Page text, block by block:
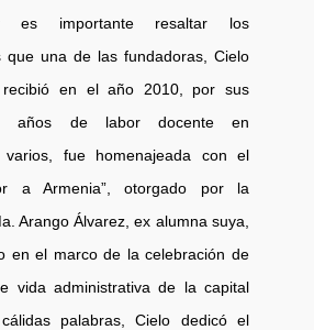
es importante resaltar los
que una de las fundadoras, Cielo
recibió en el año 2010, por sus
años de labor docente en
varios, fue homenajeada con el
a Armenia”, otorgado por la
Arango Álvarez, ex alumna suya,
en el marco de la celebración de
vida administrativa de la capital
palabras, Cielo dedicó el